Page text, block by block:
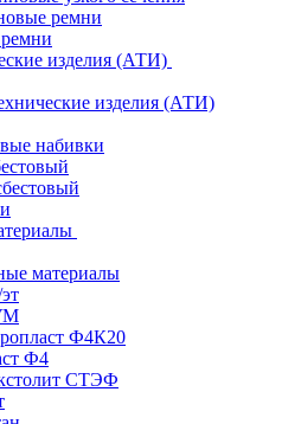
ремни
изделия (АТИ)
изделия (АТИ)
набивки
материалы
Ф4К20
Ф4
СТЭФ